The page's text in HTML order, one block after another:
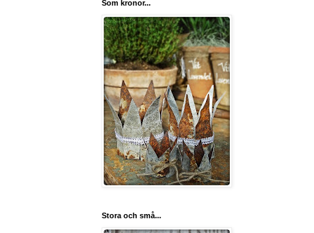
Som kronor...
Stora och små...